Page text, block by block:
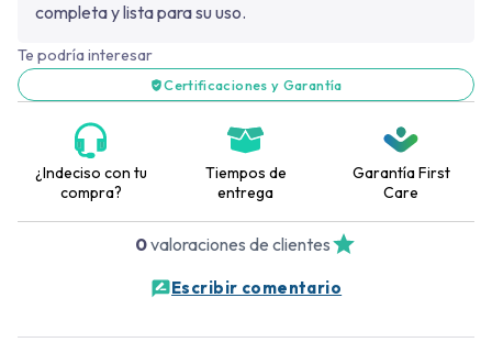
completa y lista para su uso.
Te podría interesar
Certificaciones y Garantía
¿Indeciso con tu
compra?
Tiempos de
entrega
Garantía First
Care
0valoraciones de clientes
Escribir comentario